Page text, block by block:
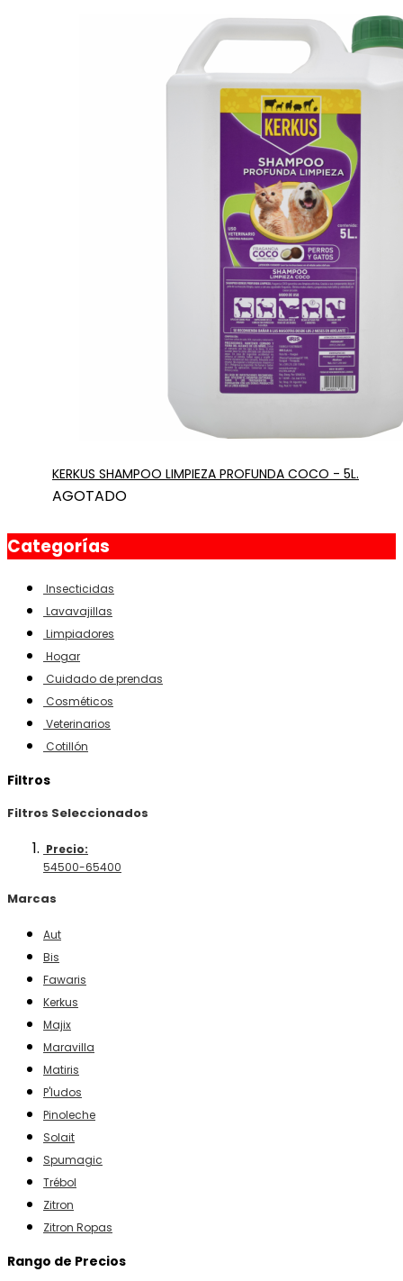
KERKUS SHAMPOO LIMPIEZA PROFUNDA COCO - 5L.
AGOTADO
Categorías
Insecticidas
Lavavajillas
Limpiadores
Hogar
Cuidado de prendas
Cosméticos
Veterinarios
Cotillón
Filtros
Filtros Seleccionados
Precio:
54500-65400
Marcas
Aut
Bis
Fawaris
Kerkus
Majix
Maravilla
Matiris
P'ludos
Pinoleche
Solait
Spumagic
Trébol
Zitron
Zitron Ropas
Rango de Precios